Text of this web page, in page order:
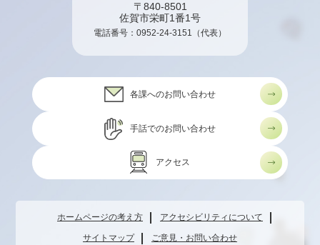
〒840-8501
佐賀市栄町1番1号
電話番号： 0952-24-3151 （代表）
各課へのお問い合わせ
手話でのお問い合わせ
アクセス
ホームページの考え方 アクセシビリティについて
サイトマップ ご意見・お問い合わせ